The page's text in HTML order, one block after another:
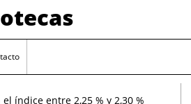
más a los bancos en el
y condiciones actuales
compra de vivienda en
índice entre 2,25 % y 2,30 %